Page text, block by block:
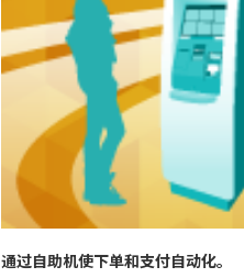
通过自助机使下单和支付自动化。